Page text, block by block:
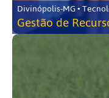
Divinópolis-MG •
Gestão de